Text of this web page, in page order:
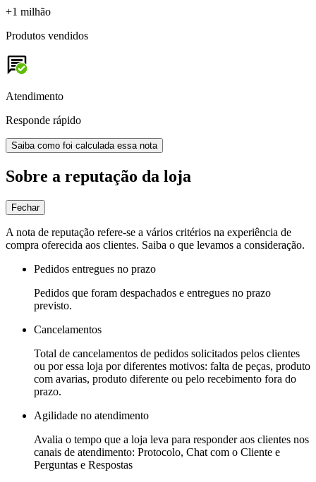
+1 milhão
Produtos vendidos
Atendimento
Responde rápido
Saiba como foi calculada essa nota
Sobre a reputação da loja
Fechar
A nota de reputação refere-se a vários critérios na experiência de
compra oferecida aos clientes. Saiba o que levamos a consideração.
Pedidos entregues no prazo
Pedidos que foram despachados e entregues no prazo
previsto.
Cancelamentos
Total de cancelamentos de pedidos solicitados pelos clientes
ou por essa loja por diferentes motivos: falta de peças, produto
com avarias, produto diferente ou pelo recebimento fora do
prazo.
Agilidade no atendimento
Avalia o tempo que a loja leva para responder aos clientes nos
canais de atendimento: Protocolo, Chat com o Cliente e
Perguntas e Respostas